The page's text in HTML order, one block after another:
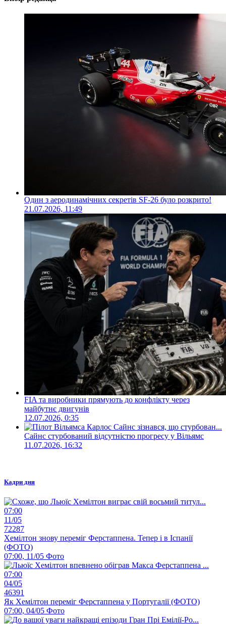
Один з аеродинамічних секретів SF-26 було розкрито!
21.07.2026, 11:49
FIA та виробники прямують до конфлікту через
майбутнє двигунів
12.07.2026, 0:35
Сайнс стурбований відсутністю прогресу у Вільямс
11.07.2026, 16:32
Кадри дня
07:00
11/05
72287
Хемілтон знову переміг Ферстаппена. Тепер і в Іспанії
(ФОТО)
07:00, 11/05 Фото
07:00
04/05
46391
Як Хемілтон переміг Ферстаппена у Португалії (ФОТО)
07:00, 04/05 Фото